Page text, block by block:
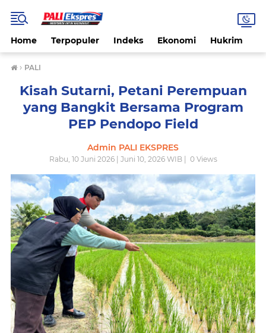
Home Terpopuler Indeks Ekonomi Hukrim
› PALI
Kisah Sutarni, Petani Perempuan
yang Bangkit Bersama Program
PEP Pendopo Field
Admin PALI EKSPRES
Rabu, 10 Juni 2026 | Juni 10, 2026 WIB | 0Views